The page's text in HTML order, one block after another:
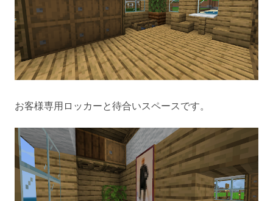
お客様専用ロッカーと待合いスペースです。